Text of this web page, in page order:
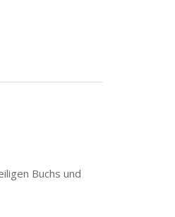
Buchs und